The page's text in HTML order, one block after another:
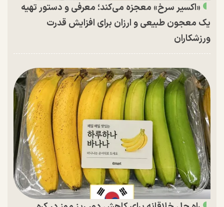
«اکسیر سرخ» معجزه می‌کند؛ معرفی و دستور تهیه
یک معجون طبیعی و ارزان برای افزایش قدرت
ورزشکاران